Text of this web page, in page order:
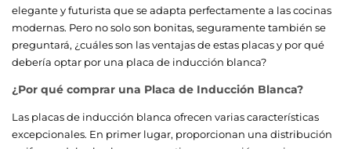
elegante y futurista que se adapta perfectamente a las cocinas
modernas. Pero no solo son bonitas, seguramente también se
preguntará, ¿cuáles son las ventajas de estas placas y por qué
debería optar por una placa de inducción blanca?
¿Por qué comprar una Placa de Inducción Blanca?
Las placas de inducción blanca ofrecen varias características
excepcionales. En primer lugar, proporcionan una distribución